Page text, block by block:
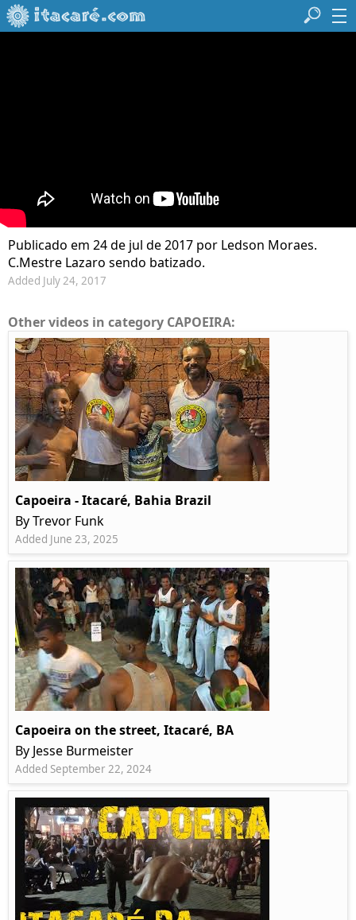
Publicado em 24 de jul de 2017 por Ledson Moraes.
C.Mestre Lazaro sendo batizado.
Added July 24, 2017
Other videos in category CAPOEIRA:
Capoeira - Itacaré, Bahia Brazil
By Trevor Funk
Added June 23, 2025
Capoeira on the street, Itacaré, BA
By Jesse Burmeister
Added September 22, 2024